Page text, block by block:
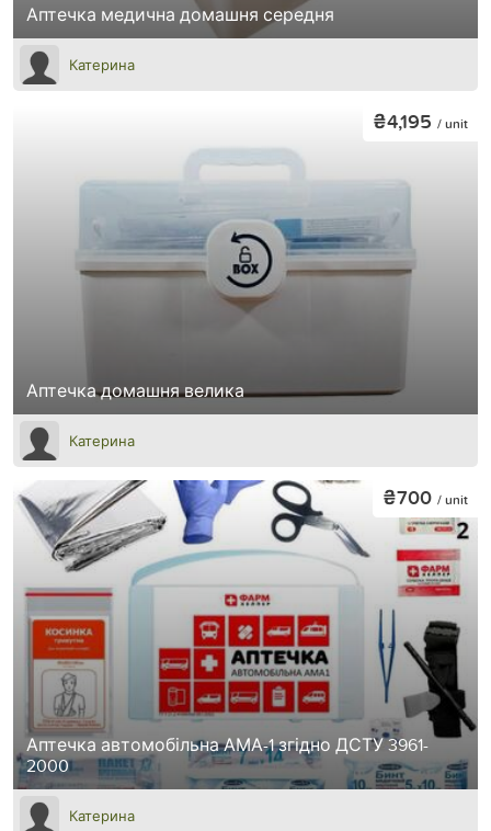
Аптечка медична домашня середня
Катерина
Аптечка домашня велика
₴4,195 / unit
Катерина
Аптечка автомобільна АМА-1 згідно ДСТУ 3961-
2000
₴700 / unit
Катерина